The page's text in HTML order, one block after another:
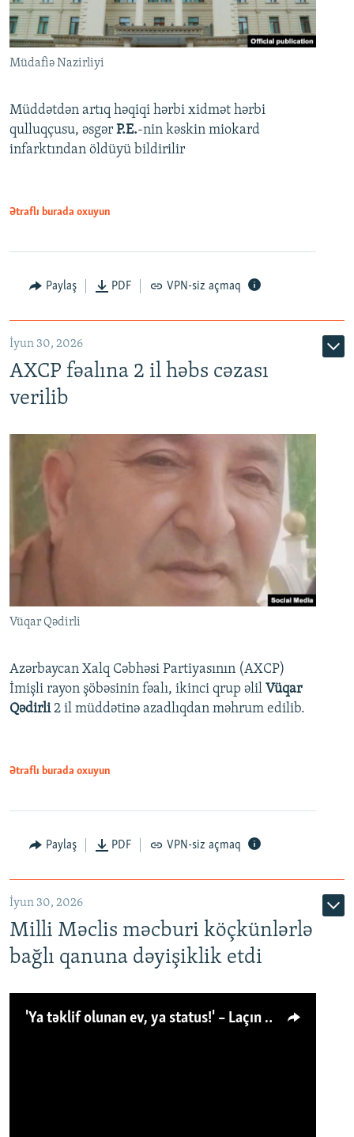
Müdafiə Nazirliyi
Müddətdən artıq həqiqi hərbi xidmət hərbi
qulluqçusu, əsgər P.E.-nin kəskin miokard
infarktından öldüyü bildirilir
Ətraflı burada oxuyun
Paylaş PDF VPN-siz açmaq
İyun 30, 2026
AXCP fəalına 2 il həbs cəzası
verilib
Vüqar Qədirli
Azərbaycan Xalq Cəbhəsi Partiyasının (AXCP)
İmişli rayon şöbəsinin fəalı, ikinci qrup əlil Vüqar
Qədirli2 il müddətinə azadlıqdan məhrum edilib.
Ətraflı burada oxuyun
Paylaş PDF VPN-siz açmaq
İyun 30, 2026
Milli Məclis məcburi köçkünlərlə
bağlı qanuna dəyişiklik etdi
'Ya təklif olunan ev, ya status!' – Laçın köçkünü: 'Laçından başqa heç hara!'